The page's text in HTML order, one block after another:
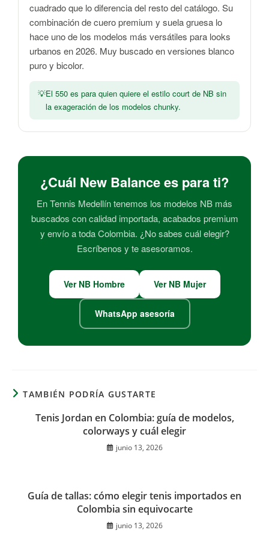
cuadrado que lo diferencia del resto del catálogo. Su
combinación de cuero premium y suela gruesa lo
hace uno de los modelos más versátiles para looks
urbanos en 2026. Muy buscado en versiones blanco
puro y bicolor.
El 550 es para quien quiere el estilo court de NB sin
la exageración de los modelos chunky.
¿Cuál New Balance es para ti?
En Tennis Medellín tenemos los modelos NB más
buscados con calidad importada, acabados premium
y envío a toda Colombia. ¿No sabes cuál elegir?
Escríbenos y te asesoramos.
Ver NB Hombre Ver NB Mujer
WhatsApp asesoría
TAMBIÉN PODRÍA GUSTARTE
Tenis Jordan en Colombia: guía de modelos,
colorways y cuál elegir
junio 13, 2026
Guía de tallas: cómo elegir tenis importados en
Colombia sin equivocarte
junio 13, 2026